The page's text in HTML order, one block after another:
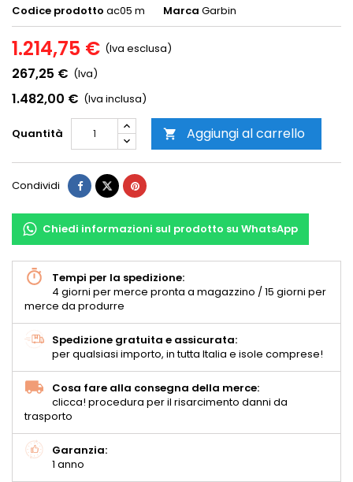
Codice prodotto ac05 m Marca Garbin
1.214,75 € (Iva esclusa)
267,25 € (Iva)
1.482,00 € (Iva inclusa)
Quantità  Aggiungi al carrello
Condividi
Chiedi informazioni sul prodotto su WhatsApp
Tempi per la spedizione:
4 giorni per merce pronta a magazzino / 15 giorni per
merce da produrre
Spedizione gratuita e assicurata:
per qualsiasi importo, in tutta Italia e isole comprese!
Cosa fare alla consegna della merce:
clicca! procedura per il risarcimento danni da
trasporto
Garanzia:
1 anno